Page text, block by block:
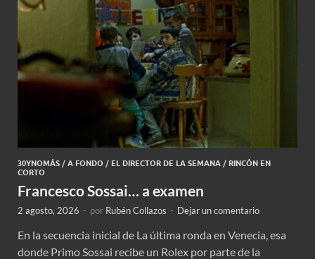
30YNOMÁS / A FONDO / EL DIRECTOR DE LA SEMANA / RINCÓN EN
CORTO
Francesco Sossai… a examen
2 agosto, 2026 - por Rubén Collazos - Dejar un comentario
En la secuencia inicial de La última ronda en Venecia, esa
donde Primo Sossai recibe un Rolex por parte de la